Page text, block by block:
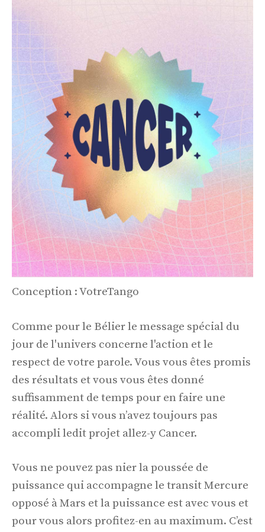
Conception : VotreTango
Comme pour le Bélier le message spécial du
jour de l'univers concerne l'action et le
respect de votre parole. Vous vous êtes promis
des résultats et vous vous êtes donné
suffisamment de temps pour en faire une
réalité. Alors si vous n’avez toujours pas
accompli ledit projet allez-y Cancer.
Vous ne pouvez pas nier la poussée de
puissance qui accompagne le transit Mercure
opposé à Mars et la puissance est avec vous et
pour vous alors profitez-en au maximum. C’est